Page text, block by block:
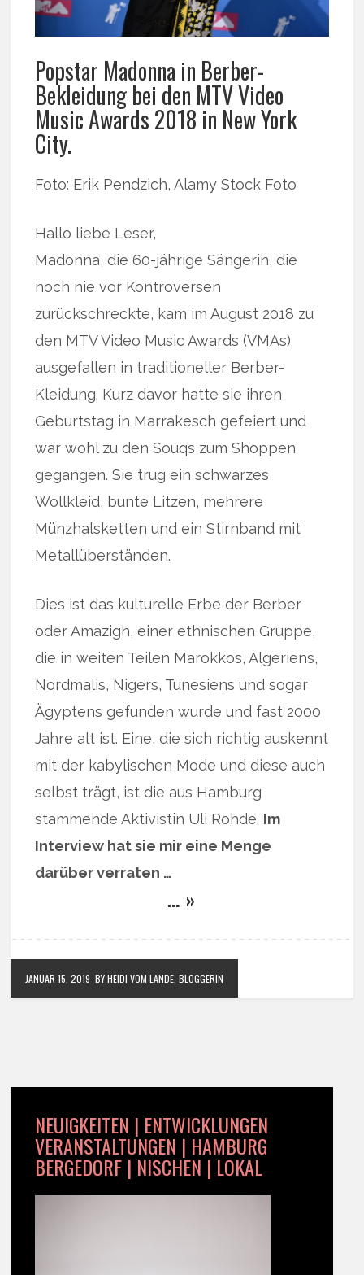
Popstar Madonna in Berber-
Bekleidung bei den MTV Video
Music Awards 2018 in New York
City.
Foto: Erik Pendzich, Alamy Stock Foto
Hallo liebe Leser,
Madonna, die 60-jährige Sängerin, die
noch nie vor Kontroversen
zurückschreckte, kam im August 2018 zu
den MTV Video Music Awards (VMAs)
ausgefallen in traditioneller Berber-
Kleidung. Kurz davor hatte sie ihren
Geburtstag in Marrakesch gefeiert und
war wohl zu den Souqs zum Shoppen
gegangen. Sie trug ein schwarzes
Wollkleid, bunte Litzen, mehrere
Münzhalsketten und ein Stirnband mit
Metallüberständen.
Dies ist das kulturelle Erbe der Berber
oder Amazigh, einer ethnischen Gruppe,
die in weiten Teilen Marokkos, Algeriens,
Nordmalis, Nigers, Tunesiens und sogar
Ägyptens gefunden wurde und fast 2000
Jahre alt ist. Eine, die sich richtig auskennt
mit der kabylischen Mode und diese auch
selbst trägt, ist die aus Hamburg
stammende Aktivistin Uli Rohde. Im
Interview hat sie mir eine Menge
darüber verraten …
… »
JANUAR 15, 2019 BY HEIDI VOM LANDE, BLOGGERIN
NEUIGKEITEN | ENTWICKLUNGEN
VERANSTALTUNGEN | HAMBURG
BERGEDORF | NISCHEN | LOKAL